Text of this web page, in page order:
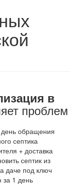
в
проблем
обращения
септика
+ доставка